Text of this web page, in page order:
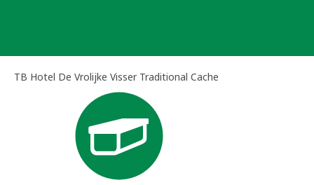
TB Hotel De Vrolijke Visser Traditional Cache